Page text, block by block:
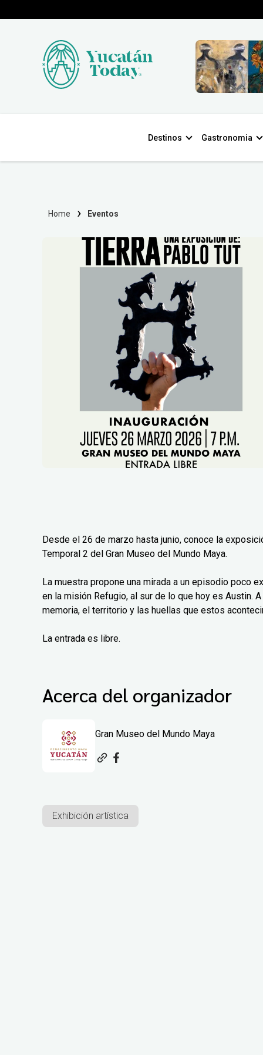
Destinos Gastronomia
Home Eventos
Desde el 26 de marzo hasta junio, conoce la
Temporal 2 del Gran Museo del Mundo Maya.
La muestra propone una mirada a un episodio poco
en la misión Refugio, al sur de lo que hoy es Austin.
memoria, el territorio y las huellas que estos
La entrada es libre.
Acerca del organizador
Gran Museo del Mundo Maya
Exhibición artística